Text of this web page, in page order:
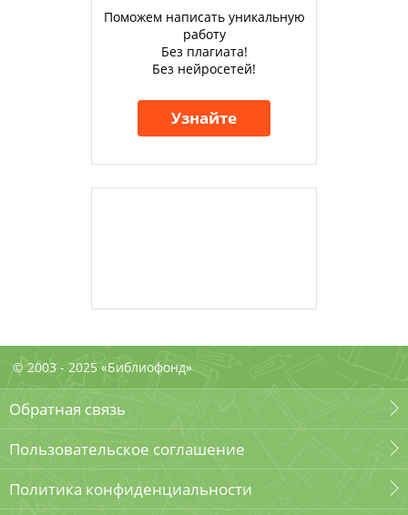
Поможем написать уникальную
работу
Без плагиата!
Без нейросетей!
Узнайте
© 2003 - 2025 «Библиофонд»
Обратная связь
Пользовательское соглашение
Политика конфиденциальности